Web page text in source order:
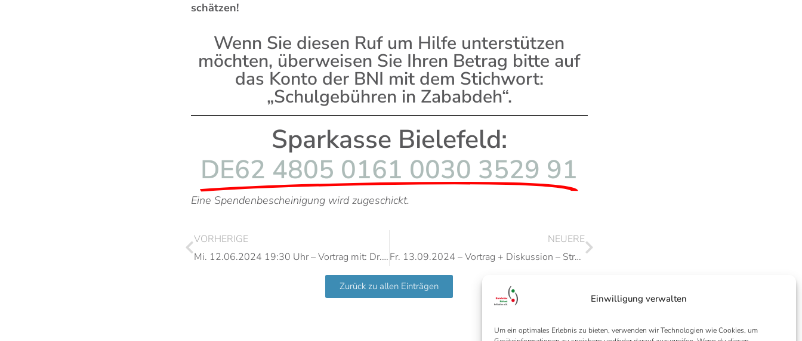
Einwilligung verwalten
Um ein optimales Erlebnis zu bieten, verwenden wir Technologien wie Cookies, um
schätzen!
Wenn Sie diesen Ruf um Hilfe unterstützen
möchten, überweisen Sie Ihren Betrag bitte auf
das Konto der BNI mit dem Stichwort:
„Schulgebühren in Zababdeh“.
Sparkasse Bielefeld:
DE62 4805 0161 0030 3529 91
Eine Spendenbescheinigung wird zugeschickt.
VORHERIGE
Mi. 12.06.2024 19:30 Uhr – Vortrag mit: Dr.in Sarah El Bulbeisi
NEUERE
Fr. 13.09.2024 – Vortrag + Diskussion – Streitpunkt Antisemitismus
Zurück zu allen Einträgen